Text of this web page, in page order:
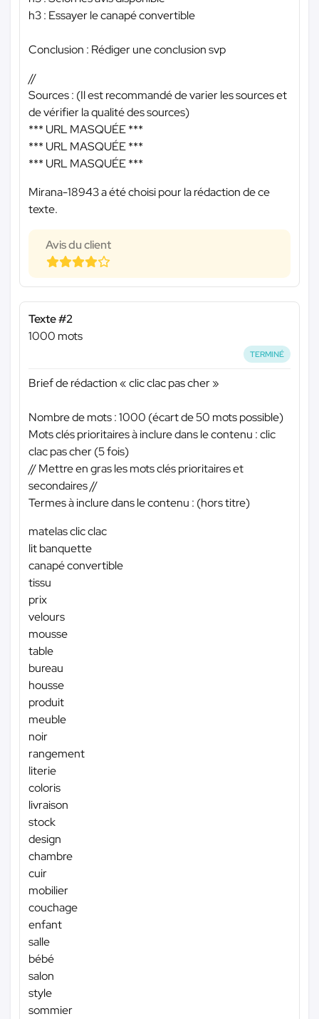
h3 : Essayer le canapé convertible
Conclusion : Rédiger une conclusion svp
//
Sources : (Il est recommandé de varier les sources et
de vérifier la qualité des sources)
*** URL MASQUÉE ***
*** URL MASQUÉE ***
*** URL MASQUÉE ***
Mirana-18943 a été choisi pour la rédaction de ce
texte.
Avis du client
Texte #2
1000 mots
TERMINÉ
Brief de rédaction « clic clac pas cher »
Nombre de mots : 1000 (écart de 50 mots possible)
Mots clés prioritaires à inclure dans le contenu : clic
clac pas cher (5 fois)
// Mettre en gras les mots clés prioritaires et
secondaires //
Termes à inclure dans le contenu : (hors titre)
matelas clic clac
lit banquette
canapé convertible
tissu
prix
velours
mousse
table
bureau
housse
produit
meuble
noir
rangement
literie
coloris
livraison
stock
design
chambre
cuir
mobilier
couchage
enfant
salle
bébé
salon
style
sommier